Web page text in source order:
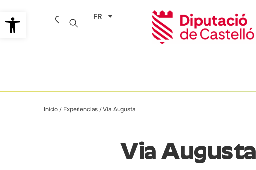
Ouvrir la barre d’outils
au
contenu
FR
Inicio / Experiencias /Via Augusta
Via Augusta